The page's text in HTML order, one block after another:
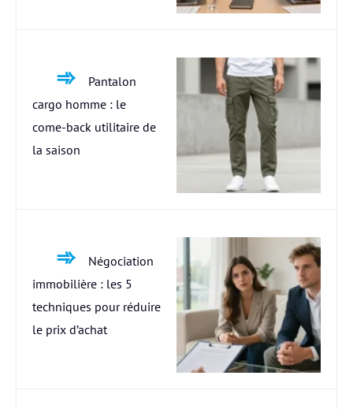
Pantalon
cargo homme : le
come-back utilitaire de
la saison
Négociation
immobilière : les 5
techniques pour réduire
le prix d’achat